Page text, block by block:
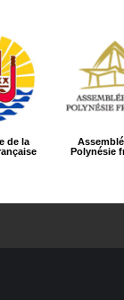
de la
Polynésie